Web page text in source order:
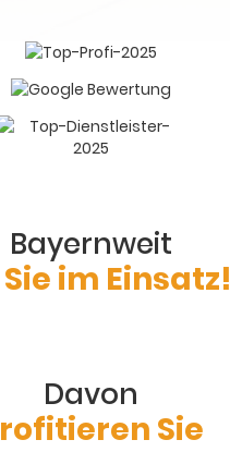
Bayernweit
im Einsatz!
Davon
Sie